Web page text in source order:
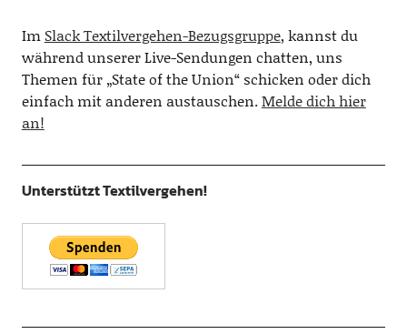
Im Slack Textilvergehen-Bezugsgruppe, kannst du
während unserer Live-Sendungen chatten, uns
Themen für „State of the Union“ schicken oder dich
einfach mit anderen austauschen.Melde dich hier
an!
Unterstützt Textilvergehen!